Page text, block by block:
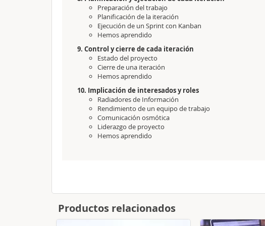
Preparación del trabajo
Planificación de la iteración
Ejecución de un Sprint con Kanban
Hemos aprendido
9. Control y cierre de cada iteración
Estado del proyecto
Cierre de una iteración
Hemos aprendido
10. Implicación de interesados y roles
Radiadores de Información
Rendimiento de un equipo de trabajo
Comunicación osmótica
Liderazgo de proyecto
Hemos aprendido
Productos relacionados